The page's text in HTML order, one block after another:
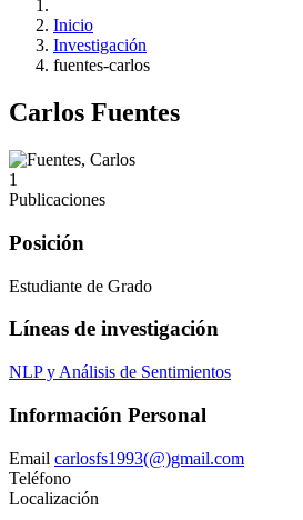
Inicio
Investigación
fuentes-carlos
Carlos Fuentes
1
Publicaciones
Posición
Estudiante de Grado
Líneas de investigación
NLP y Análisis de Sentimientos
Información Personal
Email carlosfs1993(@)gmail.com
Teléfono
Localización